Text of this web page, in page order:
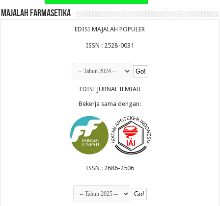
Majalah Farmasetika
EDISI MAJALAH POPULER
ISSN : 2528-0031
EDISI JURNAL ILMIAH
Bekerja sama dengan:
ISSN : 2686-2506